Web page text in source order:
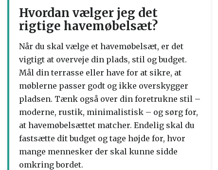
Hvordan vælger jeg det
rigtige havemøbelsæt?
Når du skal vælge et havemøbelsæt, er det
vigtigt at overveje din plads, stil og budget.
Mål din terrasse eller have for at sikre, at
møblerne passer godt og ikke overskygger
pladsen. Tænk også over din foretrukne stil –
moderne, rustik, minimalistisk – og sørg for,
at havemøbelsættet matcher. Endelig skal du
fastsætte dit budget og tage højde for, hvor
mange mennesker der skal kunne sidde
omkring bordet.